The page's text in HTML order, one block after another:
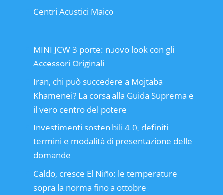
Centri Acustici Maico
MINI JCW 3 porte: nuovo look con gli
Accessori Originali
Iran, chi può succedere a Mojtaba
Khamenei? La corsa alla Guida Suprema e
il vero centro del potere
Investimenti sostenibili 4.0, definiti
termini e modalità di presentazione delle
domande
Caldo, cresce El Niño: le temperature
sopra la norma fino a ottobre